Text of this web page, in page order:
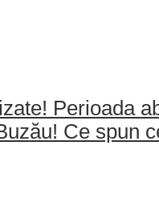
Perioada
Ce spun